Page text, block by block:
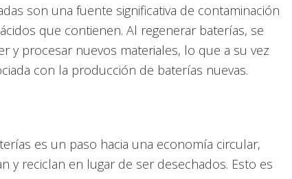
son una fuente significativa de contaminación
que contienen. Al regenerar baterías, se
y procesar nuevos materiales, lo que a su vez
con la producción de baterías nuevas.
es un paso hacia una economía circular,
y reciclan en lugar de ser desechados. Esto es